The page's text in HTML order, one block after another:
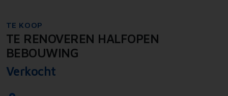
TE KOOP
TE RENOVEREN HALFOPEN
BEBOUWING
Verkocht